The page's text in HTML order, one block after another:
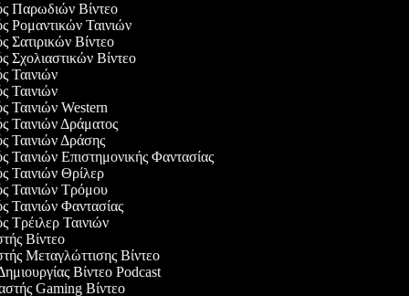
Παρωδιών Βίντεο
Ρομαντικών Ταινιών
Σατιρικών Βίντεο
Σχολιαστικών Βίντεο
Ταινιών
Ταινιών
Ταινιών Western
Ταινιών Δράματος
Ταινιών Δράσης
Ταινιών Επιστημονικής Φαντασίας
Ταινιών Θρίλερ
Ταινιών Τρόμου
Ταινιών Φαντασίας
Τρέιλερ Ταινιών
Βίντεο
Μεταγλώττισης Βίντεο
Βίντεο Podcast
Gaming Βίντεο